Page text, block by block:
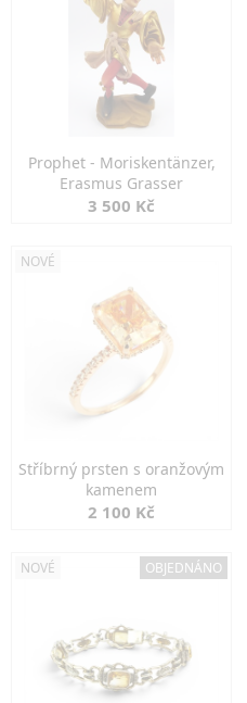
Prophet - Moriskentänzer,
Erasmus Grasser
3 500 Kč
NOVÉ
Stříbrný prsten s oranžovým
kamenem
2 100 Kč
NOVÉ OBJEDNÁNO